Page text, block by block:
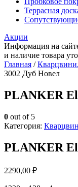
Террасная
Акции
Информация на
и наличие товара
Главная /
3002 Дуб Новел
PLANKER
0 out of 5
Категория:
PLANKER
2290,00 ₽